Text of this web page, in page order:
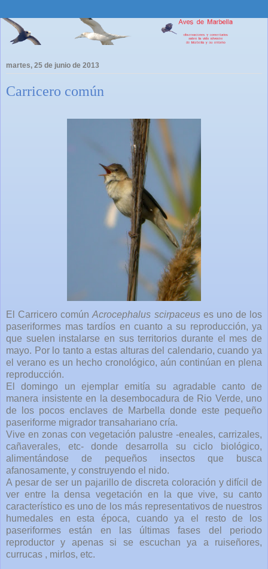
martes, 25 de junio de 2013
Carricero común
El Carricero comúnAcrocephalus scirpaceuses uno de los
paseriformes mas tardíos en cuanto a su reproducción, ya
que suelen instalarse en sus territorios durante el mes de
mayo. Por lo tanto a estas alturas del calendario, cuando ya
el verano es un hecho cronológico, aún continúan en plena
reproducción.
El domingo un ejemplar emitía su agradable canto de
manera insistente en la desembocadura de Rio Verde, uno
de los pocos enclaves de Marbella donde este pequeño
paseriforme migrador transahariano cría.
Vive en zonas con vegetación palustre -eneales, carrizales,
cañaverales, etc- donde desarrolla su ciclo biológico,
alimentándose de pequeños insectos que busca
afanosamente, y construyendo el nido.
A pesar de ser un pajarillo de discreta coloración y difícil de
ver entre la densa vegetación en la que vive, su canto
característico es uno de los más representativos de nuestros
humedales en esta época, cuando ya el resto de los
paseriformes están en las últimas fases del periodo
reproductor y apenas si se escuchan ya a ruiseñores,
currucas , mirlos, etc.